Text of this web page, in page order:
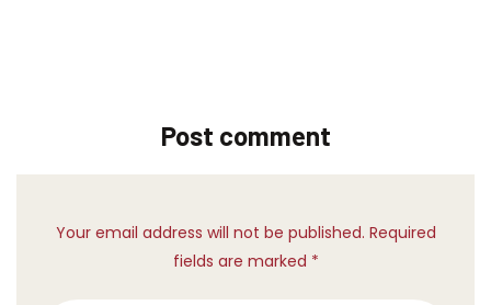
Post comment
Your email address will not be published. Required
fields are marked *